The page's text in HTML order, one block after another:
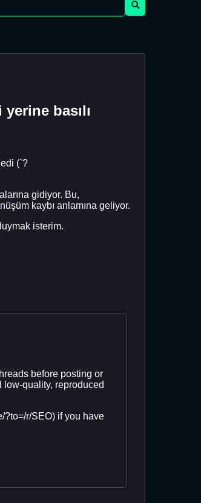
basılı
(`?
gidiyor. Bu,
kaybı anlamına geliyor.
isterim.
before posting or
low-quality, reproduced
?to=/r/SEO) if you have